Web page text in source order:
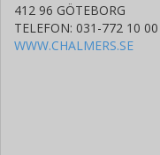
412 96 GÖTEBORG
TELEFON: 031-772 10 00
WWW.CHALMERS.SE